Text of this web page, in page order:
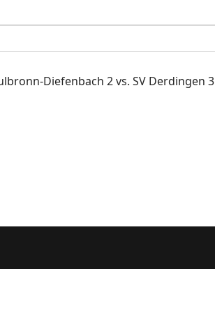
Diefenbach 2 vs. SV Derdingen 3